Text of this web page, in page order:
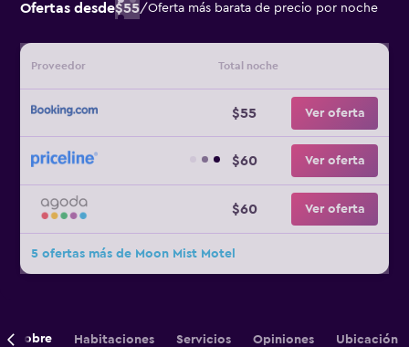
Ofertas desde$55/Oferta más barata de precio por noche
Proveedor Total noche
$55 Ver oferta
$60 Ver oferta
$60 Ver oferta
5 ofertas más de Moon Mist Motel
Sobre Habitaciones Servicios Opiniones Ubicación